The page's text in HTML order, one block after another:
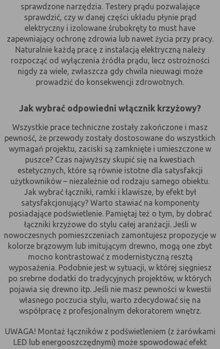
witryny oraz dostępnych na niej funkcji
Reklamy
umożliwiają wyświetlanie reklam,
które są bardziej interesujące dla
użytkowników, a jednocześnie
bardziej wartościowe dla wydawców i
reklamodawców, personalizować
reklamy, mogą być używane również
do wyświetlania reklam poza stronami
Lokalizacja
umożliwiają dostosowanie
lokalizacji użytkownika
Analizy i
badania,
audyt
oglądalności
umożliwiają właścicielom witryn lepiej
zrozumieć preferencje ich
użytkowników i poprzez analizę
ulepszać i rozwijać produkty i usługi.
Zazwyczaj właściciel witryny lub firma
badawcza zbiera anonimowo
informacje i przetwarza dane na
temat trendów bez identyfikowania
danych osobowych poszczególnych
użytkowników
E. Rodzaje cookies ze względu na ingerencję w
prywatność użytkownika:
Rodzaj
Opis
Nieszkodliwe
obejmuje cookies:
- niezbędne do poprawnego działania
witryny
sprawdzone narzędzia. Testery prądu pozwalające
sprawdzić, czy w danej części układu płynie prąd
elektryczny i izolowane śrubokręty to must have
zapewniający ochronę zdrowia lub nawet życia przy pracy.
Naturalnie każdą pracę z instalacją elektryczną należy
rozpocząć od wyłączenia źródła prądu, lecz ostrożności
nigdy za wiele, zwłaszcza gdy chwila nieuwagi może
prowadzić do konsekwencji zdrowotnych.
Jak wybrać odpowiedni włącznik krzyżowy?
Wszystkie prace techniczne zostały zakończone i masz
pewność, że przewody zostały dostosowane do wszystkich
wymagań projektu, zaciski są zamknięte i umieszczone w
puszce? Czas najwyższy skupić się na kwestiach
estetycznych, które są równie istotne dla satysfakcji
użytkowników – niezależnie od rodzaju samego obiektu.
Jak wybrać łączniki, ramki i klawisze, by efekt był
satysfakcjonujący? Warto stawiać na komponenty
posiadające podświetlenie. Pamiętaj też o tym, by dobrać
łączniki krzyżowe do stylu całej aranżacji. Jeśli w
nowoczesnych pomieszczeniach zamontujesz propozycje w
kolorze brązowym lub imitującym drewno, mogą one zbyt
mocno kontrastować z modernistyczną resztą
wyposażenia. Podobnie jest w sytuacji, w której sięgniesz
po srebrne dodatki do tradycyjnych projektów, w których
pojawia się drewno itp. Jeśli nie masz pewności w kwestii
własnego poczucia stylu, warto zdecydować się na
współpracę z profesjonalnym dekoratorem wnętrz.
UWAGA! Montaż łączników z podświetleniem (z żarówkami
LED lub energooszczędnymi) może spowodować efekt